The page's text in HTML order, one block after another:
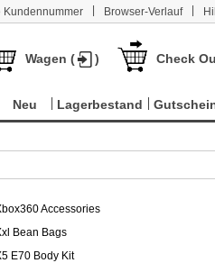
Kundennummer Browser-Verlauf
Wagen ( ) Check
Neu Lagerbestand
Accessories
Bean Bags
E70 Body Kit